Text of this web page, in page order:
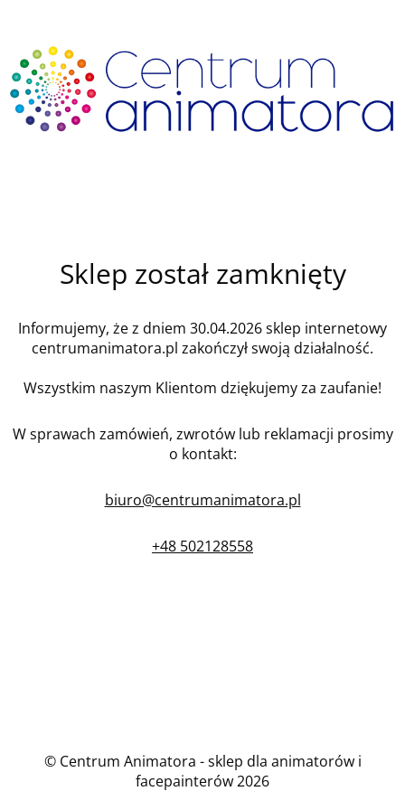
Sklep został zamknięty
Informujemy, że z dniem 30.04.2026 sklep internetowy
centrumanimatora.pl zakończył swoją działalność.
Wszystkim naszym Klientom dziękujemy za zaufanie!
W sprawach zamówień, zwrotów lub reklamacji prosimy
o kontakt:
biuro@centrumanimatora.pl
+48 502128558
© Centrum Animatora - sklep dla animatorów i
facepainterów 2026